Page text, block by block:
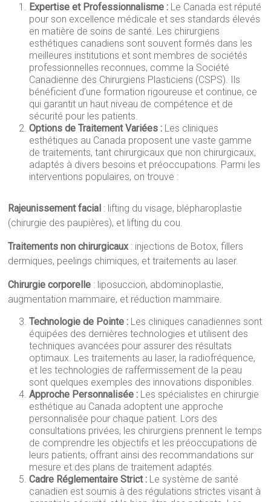
Expertise et Professionnalisme : Le Canada est réputé
pour son excellence médicale et ses standards élevés
en matière de soins de santé. Les chirurgiens
esthétiques canadiens sont souvent formés dans les
meilleures institutions et sont membres de sociétés
professionnelles reconnues, comme la Société
Canadienne des Chirurgiens Plasticiens (CSPS). Ils
bénéficient d’une formation rigoureuse et continue, ce
qui garantit un haut niveau de compétence et de
sécurité pour les patients.
Options de Traitement Variées : Les cliniques
esthétiques au Canada proposent une vaste gamme
de traitements, tant chirurgicaux que non chirurgicaux,
adaptés à divers besoins et préoccupations. Parmi les
interventions populaires, on trouve :
Rajeunissement facial : lifting du visage, blépharoplastie
(chirurgie des paupières), et lifting du cou.
Traitements non chirurgicaux : injections de Botox, fillers
dermiques, peelings chimiques, et traitements au laser.
Chirurgie corporelle : liposuccion, abdominoplastie,
augmentation mammaire, et réduction mammaire.
Technologie de Pointe : Les cliniques canadiennes sont
équipées des dernières technologies et utilisent des
techniques avancées pour assurer des résultats
optimaux. Les traitements au laser, la radiofréquence,
et les technologies de raffermissement de la peau
sont quelques exemples des innovations disponibles.
Approche Personnalisée : Les spécialistes en chirurgie
esthétique au Canada adoptent une approche
personnalisée pour chaque patient. Lors des
consultations privées, les chirurgiens prennent le temps
de comprendre les objectifs et les préoccupations de
leurs patients, offrant ainsi des recommandations sur
mesure et des plans de traitement adaptés.
Cadre Réglementaire Strict : Le système de santé
canadien est soumis à des régulations strictes visant à